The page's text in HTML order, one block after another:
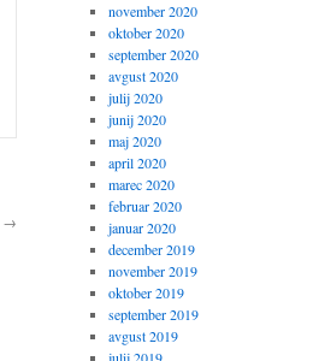
→
november 2020
oktober 2020
september 2020
avgust 2020
julij 2020
junij 2020
maj 2020
april 2020
marec 2020
februar 2020
januar 2020
december 2019
november 2019
oktober 2019
september 2019
avgust 2019